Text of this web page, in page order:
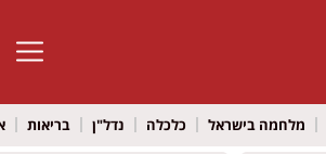
פתח
מלחמה בישראל כלכלה נדל"ן בריאות